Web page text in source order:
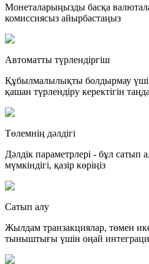
Монеталарыңызды басқа
комиссиясыз айырбастаңыз
Автоматты түрлендіргіш
Құбылмалылықты болдырмау
қашан түрлендіру керектігін
Төлемнің дәлдігі
Дәлдік параметрлері - бұл сатып
мүмкіндігі, қазір көріңіз
Сатып алу
Жылдам транзакциялар, төмен
тыныштығы үшін оңай